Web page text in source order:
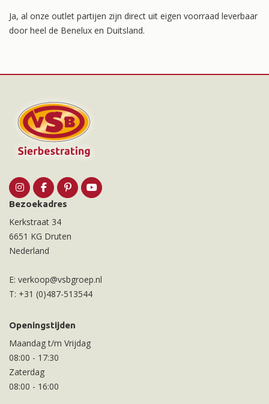
Ja, al onze outlet partijen zijn direct uit eigen voorraad leverbaar
door heel de Benelux en Duitsland.
Bezoekadres
Kerkstraat 34
6651 KG Druten
Nederland
E: verkoop@vsbgroep.nl
T: +31 (0)487-513544
Openingstijden
Maandag t/m Vrijdag
08:00 - 17:30
Zaterdag
08:00 - 16:00